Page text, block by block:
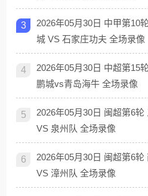
3
2026年05月30日 中甲第10
城 VS 石家庄功夫 全场录像
4
2026年05月30日 中超第15
鹏城vs青岛海牛 全场录像
5
2026年05月30日 闽超第6轮
VS 泉州队 全场录像
6
2026年05月30日 闽超第6轮
VS 漳州队 全场录像